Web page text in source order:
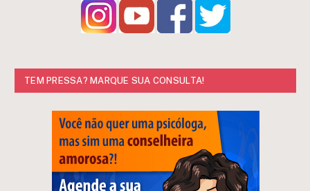
TEM PRESSA? MARQUE SUA CONSULTA!